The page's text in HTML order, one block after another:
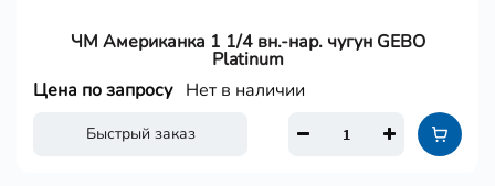
ЧМ Американка 1 1/4 вн.-нар. чугун GEBO
Platinum
Быстрый заказ
Цена по запросу Нет в наличии